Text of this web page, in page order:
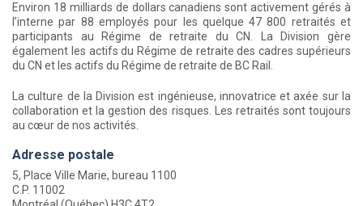
Environ 18 milliards de dollars canadiens sont activement gérés à
l’interne par 88 employés pour les quelque 47 800 retraités et
participants au Régime de retraite du CN. La Division gère
également les actifs du Régime de retraite des cadres supérieurs
du CN et les actifs du Régime de retraite de BC Rail.
La culture de la Division est ingénieuse, innovatrice et axée sur la
collaboration et la gestion des risques. Les retraités sont toujours
au cœur de nos activités.
Adresse postale
5, Place Ville Marie, bureau 1100
C.P. 11002